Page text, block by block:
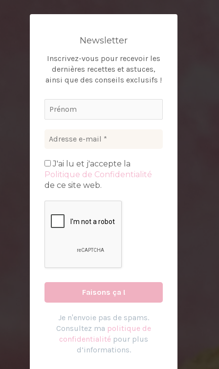
Newsletter
Inscrivez-vous pour recevoir les
dernières recettes et astuces,
ainsi que des conseils exclusifs !
J'ai lu et j'accepte la
Politique de Confidentialité
de ce site web.
Je n'envoie pas de spams.
Consultez ma politique de
confidentialité pour plus
d’informations.